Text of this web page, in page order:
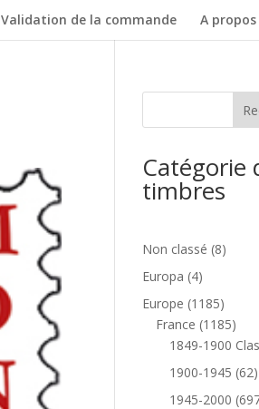
Validation de la commande A propos
Catégorie
timbres
Non classé 88
Europa 44
produits
Europe 11851185
produits
France 11851185
1849-1900
1900-1945 6262
1945-2000